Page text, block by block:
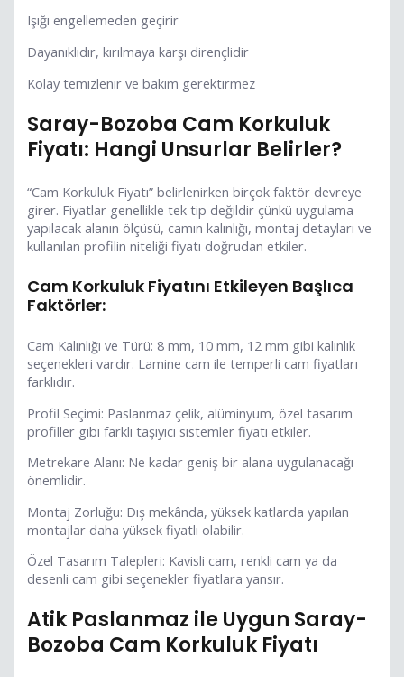
Işığı engellemeden geçirir
Dayanıklıdır, kırılmaya karşı dirençlidir
Kolay temizlenir ve bakım gerektirmez
Saray-Bozoba Cam Korkuluk
Fiyatı: Hangi Unsurlar Belirler?
“Cam Korkuluk Fiyatı” belirlenirken birçok faktör devreye
girer. Fiyatlar genellikle tek tip değildir çünkü uygulama
yapılacak alanın ölçüsü, camın kalınlığı, montaj detayları ve
kullanılan profilin niteliği fiyatı doğrudan etkiler.
Cam Korkuluk Fiyatını Etkileyen Başlıca
Faktörler:
Cam Kalınlığı ve Türü: 8 mm, 10 mm, 12 mm gibi kalınlık
seçenekleri vardır. Lamine cam ile temperli cam fiyatları
farklıdır.
Profil Seçimi: Paslanmaz çelik, alüminyum, özel tasarım
profiller gibi farklı taşıyıcı sistemler fiyatı etkiler.
Metrekare Alanı: Ne kadar geniş bir alana uygulanacağı
önemlidir.
Montaj Zorluğu: Dış mekânda, yüksek katlarda yapılan
montajlar daha yüksek fiyatlı olabilir.
Özel Tasarım Talepleri: Kavisli cam, renkli cam ya da
desenli cam gibi seçenekler fiyatlara yansır.
Atik Paslanmaz ile Uygun Saray-
Bozoba Cam Korkuluk Fiyatı